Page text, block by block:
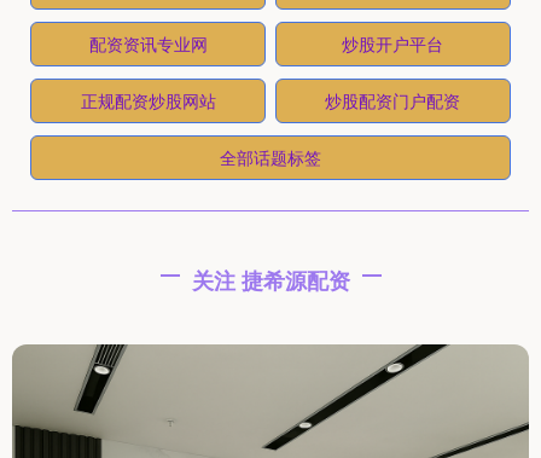
配资资讯专业网 炒股开户平台
正规配资炒股网站 炒股配资门户配资
全部话题标签
关注 捷希源配资